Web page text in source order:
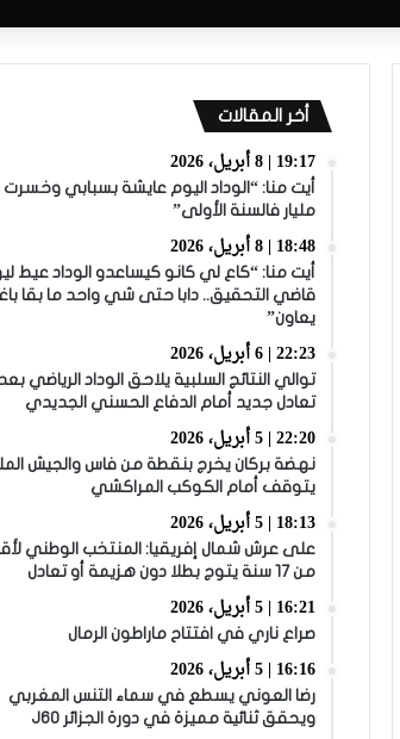
أخر المقالات
19:17 | 8 أبريل، 2026
مليار فالسنة الأولى”
18:48 | 8 أبريل، 2026
أيت منا: “كاع لي كانو كيساعدو الوداد عيط
قاضي التحقيق.. دابا حتى شي واحد ما بقا
يعاون”
22:23 | 6 أبريل، 2026
توالي النتائج السلبية يلاحق الوداد الرياضي بعد
تعادل جديد أمام الدفاع الحسني الجديدي
22:20 | 5 أبريل، 2026
نهضة بركان يخرج بنقطة من فاس والجيش
يتوقف أمام الكوكب المراكشي
18:13 | 5 أبريل، 2026
على عرش شمال إفريقيا: المنتخب الوطني
من 17 سنة يتوج بطلا دون هزيمة أو تعادل
16:21 | 5 أبريل، 2026
صراع ناري في افتتاح ماراطون الرمال
16:16 | 5 أبريل، 2026
رضا العوني يسطع في سماء التنس المغربي
ويحقق ثنائية مميزة في دورة الجزائر J60